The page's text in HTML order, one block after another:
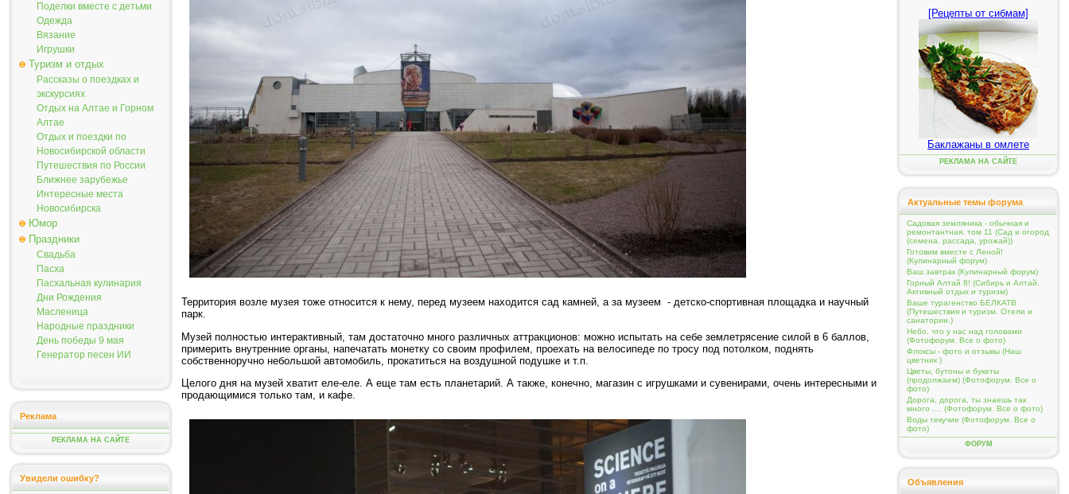
Поделки вместе с детьми
Одежда
Вязание
Игрушки
Туризм и отдых
Рассказы о поездках и
экскурсиях
Отдых на Алтае и Горном
Алтае
Отдых и поездки по
Новосибирской области
Путешествия по России
Ближнее зарубежье
Интересные места
Новосибирска
Юмор
Праздники
Свадьба
Пасха
Пасхальная кулинария
Дни Рождения
Масленица
Народные праздники
День победы 9 мая
Генератор песен ИИ
Реклама
РЕКЛАМА НА САЙТЕ
Увидели ошибку?
Территория возле музея тоже относится к нему, перед музеем находится сад камней, а за музеем - детско-спортивная площадка и научный
парк.
Музей полностью интерактивный, там достаточно много различных аттракционов: можно испытать на себе землетрясение силой в 6 баллов,
примерить внутренние органы, напечатать монетку со своим профилем, проехать на велосипеде по тросу под потолком, поднять
собственноручно небольшой автомобиль, прокатиться на воздушной подушке и т.п.
Целого дня на музей хватит еле-еле. А еще там есть планетарий. А также, конечно, магазин с игрушками и сувенирами, очень интересными и
продающимися только там, и кафе.
[Рецепты от сибмам]
Баклажаны в омлете
РЕКЛАМА НА САЙТЕ
Актуальные темы форума
Садовая земляника - обычная и
ремонтантная. том 11 (Сад и огород
(семена, рассада, урожай))
Готовим вместе с Леной!
(Кулинарный форум)
Ваш завтрак (Кулинарный форум)
Горный Алтай 8! (Сибирь и Алтай.
Активный отдых и туризм)
Ваше турагенство БЕЛКАТВ
(Путешествия и туризм. Отели и
санатории.)
Небо, что у нас над головами
(Фотофорум. Все о фото)
Флоксы - фото и отзывы (Наш
цветник )
Цветы, бутоны и букеты
(продолжаем) (Фотофорум. Все о
фото)
Дорога, дорога, ты знаешь так
много .... (Фотофорум. Все о фото)
Воды текучие (Фотофорум. Все о
фото)
ФОРУМ
Объявления